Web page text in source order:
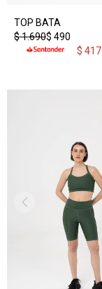
TOP BATA
$ 490
$1.690
$ 417